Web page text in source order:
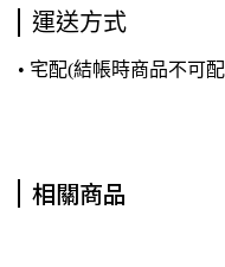
運送方式
• 宅配(結帳時商品不可
相關商品